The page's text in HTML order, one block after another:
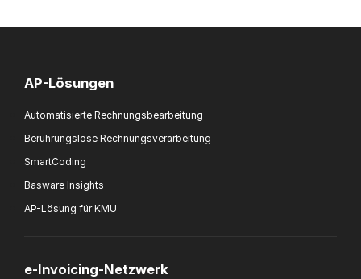
AP-Lösungen
Automatisierte Rechnungsbearbeitung
Berührungslose Rechnungsverarbeitung
SmartCoding
Basware Insights
AP-Lösung für KMU
e-Invoicing-Netzwerk